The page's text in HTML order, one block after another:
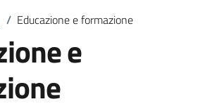
/ Educazione e formazione
e